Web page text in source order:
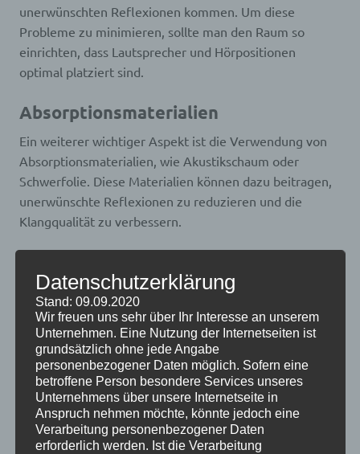
unerwünschten Reflexionen kommen. Um diese
Probleme zu minimieren, sollte man den Raum so
einrichten, dass Lautsprecher und Hörpositionen
optimal platziert sind.
Absorptionsmaterialien
Ein weiterer wichtiger Aspekt ist die Verwendung von
Absorptionsmaterialien, wie Akustikschaum oder
Schwerfolie. Diese Materialien können dazu beitragen,
unerwünschte Reflexionen zu reduzieren und die
Klangqualität zu verbessern.
Lautsprecher-Setups für
verschiedene Raumgrößen
2.0- und 2.1-Setups
Für kleinere Räume eignen sich 2.0- oder 2.1-Setups am
besten. Hierbei handelt es sich um Stereo-Setups, bei
denen zwei Lautsprecher und eventuell ein Subwoofer
verwendet werden. Diese Setups sind einfach
aufzubauen und bieten dennoch ein hervorragendes
Datenschutzerklärung
Stand: 09.09.2020
Wir freuen uns sehr über Ihr Interesse an unserem
Unternehmen. Eine Nutzung der Internetseiten ist
grundsätzlich ohne jede Angabe
personenbezogener Daten möglich. Sofern eine
betroffene Person besondere Services unseres
Unternehmens über unsere Internetseite in
Anspruch nehmen möchte, könnte jedoch eine
Verarbeitung personenbezogener Daten
erforderlich werden. Ist die Verarbeitung